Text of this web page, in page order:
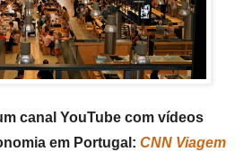
canal YouTube com vídeos
em Portugal: CNN Viagem